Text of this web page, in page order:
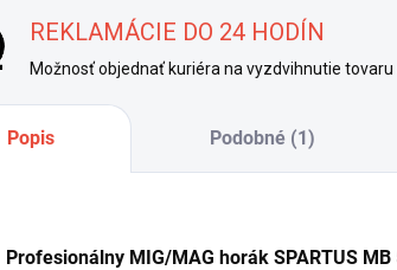
REKLAMÁCIE DO 24 HODÍN
Možnosť objednať kuriéra na vyzdvihnutie tovaru
Popis Podobné (1)
Profesionálny MIG/MAG horák SPARTUS MB